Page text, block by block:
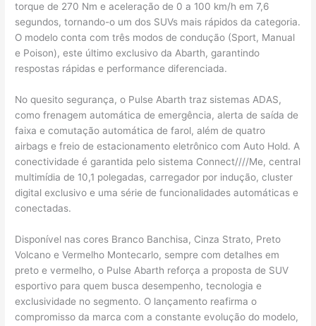
torque de 270 Nm e aceleração de 0 a 100 km/h em 7,6
segundos, tornando-o um dos SUVs mais rápidos da categoria.
O modelo conta com três modos de condução (Sport, Manual
e Poison), este último exclusivo da Abarth, garantindo
respostas rápidas e performance diferenciada.
No quesito segurança, o Pulse Abarth traz sistemas ADAS,
como frenagem automática de emergência, alerta de saída de
faixa e comutação automática de farol, além de quatro
airbags e freio de estacionamento eletrônico com Auto Hold. A
conectividade é garantida pelo sistema Connect////Me, central
multimídia de 10,1 polegadas, carregador por indução, cluster
digital exclusivo e uma série de funcionalidades automáticas e
conectadas.
Disponível nas cores Branco Banchisa, Cinza Strato, Preto
Volcano e Vermelho Montecarlo, sempre com detalhes em
preto e vermelho, o Pulse Abarth reforça a proposta de SUV
esportivo para quem busca desempenho, tecnologia e
exclusividade no segmento. O lançamento reafirma o
compromisso da marca com a constante evolução do modelo,